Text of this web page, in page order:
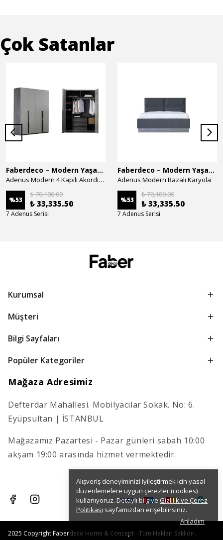
Alışveriş deneyiminizi iyileştirmek için yasal
düzenlemelere uygun çerezler (cookies)
kullanıyoruz. Detaylı bilgiye Gizlilik ve Çerez
Politikası sayfamızdan erişebilirsiniz.
Anladım
Çok Satanlar
Faberdeco – Modern Yaşam Alanları İçin Özel Tasarım Mobilyalar
Adenus Modern 4 Kapılı Akordion Dolap
%53
₺ 70,180.00
₺ 33,335.50
7 Adenus Serisi
Faberdeco – Modern Yaşam Alanları İçin Özel Tasarım Mobilyalar
Adenus Modern Bazalı Karyola
%53
₺ 70,180.00
₺ 33,335.50
7 Adenus Serisi
Kurumsal
Müşteri
Bilgi Sayfaları
Popüler Kategoriler
Mağaza Adresimiz
Defterdar Mahallesi. Mobilyacılar Sokak. No: 6.
Eyüpsultan | İSTANBUL
Mağazamız Pazartesi - Pazar günleri sabah 10:00
akşam 19:00 arasında hizmet vermektedir.
2025 Copyright Faberdeco Home & Concept - Tüm Hakları Saklıdır.